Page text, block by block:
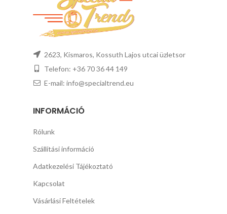
2623, Kismaros, Kossuth Lajos utcai üzletsor
Telefon: +36 70 36 44 149
E-mail: info@specialtrend.eu
INFORMÁCIÓ
Rólunk
Szállítási információ
Adatkezelési Tájékoztató
Kapcsolat
Vásárlási Feltételek